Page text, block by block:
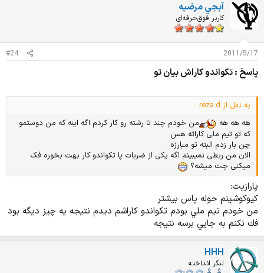
آبجي مرضيه
کاربر فوق‌حرفه‌ای
2011/5/17
#24
پاسخ : تکواندو کاراش بیان تو
به نقل از reza.d :
هه هه هه
من خودم چند تا رشته رو کار کردم اگه اینه که من دوستمو
که تو تیم ملی کاراته هس
چن بار زدم البته تو مبارزه
الان من ربطی نمیبینم اگه یکی از ضربات پا تکواندو کار بهت بخوره فک
میکنی چت میشه؟
پارازيت:
كيوكوشينم حوله پاس بيشتر
من خودم تيم ملي بودم تكواندو كاراشم ديدم نتيجه يه چيز ديگه بود
فك نكنم به جايي برسه نتيجه
HHH
لنگر انداخته